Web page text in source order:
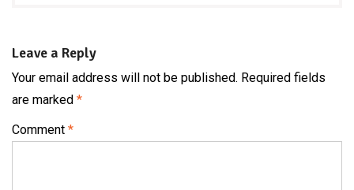
Leave a Reply
Your email address will not be published. Required fields
are marked *
Comment *